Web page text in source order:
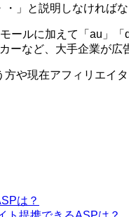
」と説明しなければ
ールに加えて「au」
ーなど、大手企業が
や現在アフィリエイ
は？